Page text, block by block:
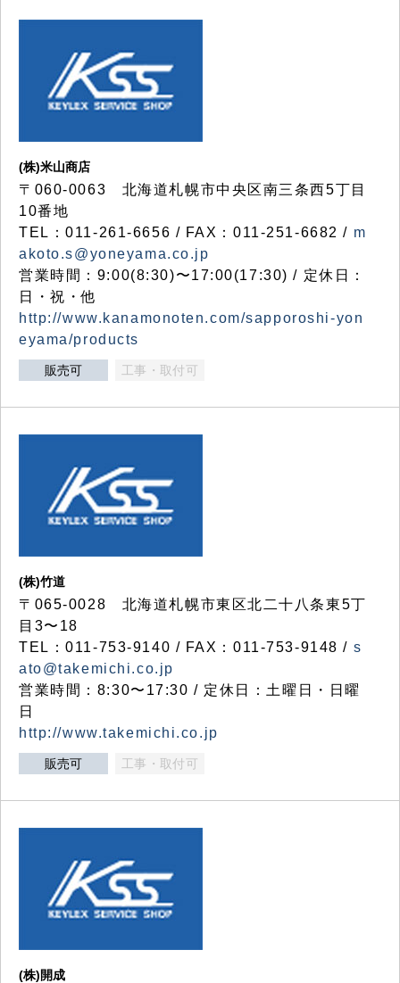
(株)米山商店
〒060-0063 北海道札幌市中央区南三条西5丁目
10番地
TEL：011-261-6656 / FAX：011-251-6682 / m
akoto.s@yoneyama.co.jp
営業時間：9:00(8:30)〜17:00(17:30) / 定休日：
日・祝・他
http://www.kanamonoten.com/sapporoshi-yon
eyama/products
販売可 工事・取付可
(株)竹道
〒065-0028 北海道札幌市東区北二十八条東5丁
目3〜18
TEL：011-753-9140 / FAX：011-753-9148 / s
ato@takemichi.co.jp
営業時間：8:30〜17:30 / 定休日：土曜日・日曜
日
http://www.takemichi.co.jp
販売可 工事・取付可
(株)開成